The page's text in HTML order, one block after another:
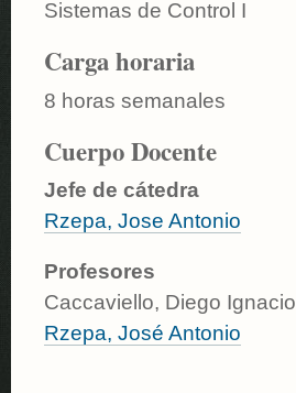
Sistemas de Control I
Carga horaria
8 horas semanales
Cuerpo Docente
Jefe de cátedra
Rzepa, Jose Antonio
Profesores
Caccaviello, Diego Ignacio
Rzepa, José Antonio